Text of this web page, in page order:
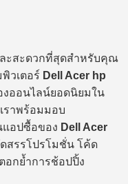
ละสะดวกที่สุดสำหรับคุณ
วเตอร์ Dell Acer hp
งออนไลน์ยอดนิยมใน
ราพร้อมมอบ
อปซื้อของ Dell Acer
สรรโปรโมชั่น โค้ด
อกย้ำการช้อปปิ้ง